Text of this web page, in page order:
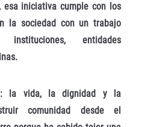
esa iniciativa cumple con los
la sociedad con un trabajo
instituciones, entidades
la vida, la dignidad y la
comunidad desde el